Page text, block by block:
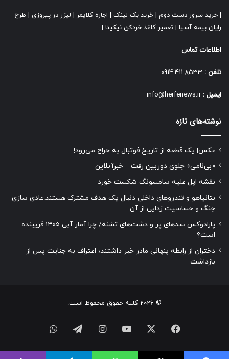
خرید سرور دست دوم خرید بک لینک اجاره کلایمر لیزر در پیروزی
طرح
رایان بیمه آسیا
تعمیر کاغذ خردکن نیکیتا
اطلاعات تماس
تلفن :
ایمیل : info@herfenews.ir
نوشته‌های تازه
عکس| یک قطعه از تاریخ فوتبال به حراج می‌رود!
«بی‌نامی» جلوی دوربین رفت – خبرآنلاین
نقشه اپل علیه سامسونگ شکست خورد
نتانیاهو و تندروهای داخلی دنبال یک هدف مشترک هستند:عادی سازی
جنگ و حساسیت زدایی از آن
پارادوکس سدهای پر و دشت‌های تشنه/ چرا آمار آبی ۱۴۰۵ فریبنده
است؟
دختران از رابطه پنهانی مادر خبر داشتند؛ اعتراف به جنایت پس از
بازداشت
© 2026 کلیه حقوق محفوظ است.
فیسبوک ایکس یوتیوب اینستاگرامتلگرام
آپ